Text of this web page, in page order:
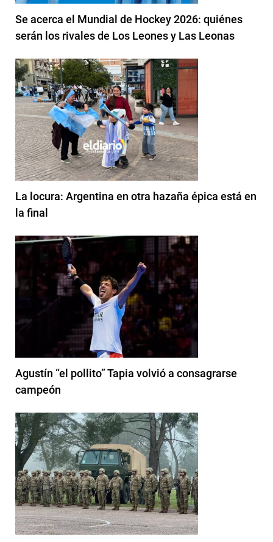
Se acerca el Mundial de Hockey 2026: quiénes
serán los rivales de Los Leones y Las Leonas
La locura: Argentina en otra hazaña épica está en
la final
Agustín “el pollito” Tapia volvió a consagrarse
campeón